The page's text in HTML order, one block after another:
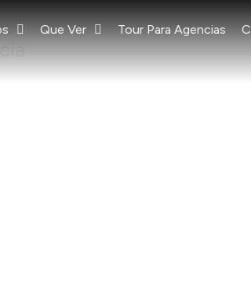
Que Ver Tour Para Agencias